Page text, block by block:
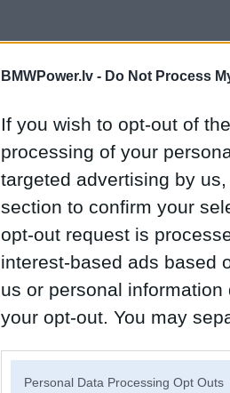
BMWPower.lv - Do Not Process
If you wish to opt-out of
processing of your
targeted advertising by
section to confirm your
opt-out request is
interest-based ads based
us or personal
your opt-out. You may
Personal Data Processing Opt Outs